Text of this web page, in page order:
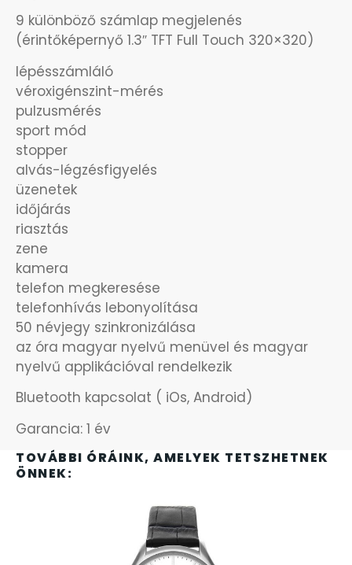
TOVÁBBI ÓRÁINK, AMELYEK TETSZHETNEK
ÖNNEK:
9 különböző számlap megjelenés
(érintőképernyő 1.3″ TFT Full Touch 320×320)
lépésszámláló
véroxigénszint-mérés
pulzusmérés
sport mód
stopper
alvás-légzésfigyelés
üzenetek
időjárás
riasztás
zene
kamera
telefon megkeresése
telefonhívás lebonyolítása
50 névjegy szinkronizálása
az óra magyar nyelvű menüvel és magyar
nyelvű applikációval rendelkezik
Bluetooth kapcsolat ( iOs, Android)
Garancia: 1 év
MORGAN
OKOSÓRA SZÍJAK
OKOSÓRÁK
ÖNGYÚJTÓK
ÓRAFORGATÓK
ÓRÁS GÉPEK
ÓRATARTÓ DOBOZOK
ORIENT
POLICE
PULSAR
SANTA BARBARA